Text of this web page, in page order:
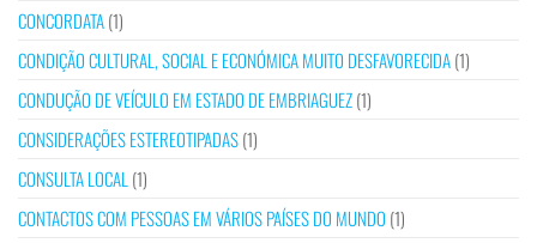
CONCORDATA(1)
CONDIÇÃO CULTURAL, SOCIAL E ECONÓMICA MUITO DESFAVORECIDA(1)
CONDUÇÃO DE VEÍCULO EM ESTADO DE EMBRIAGUEZ(1)
CONSIDERAÇÕES ESTEREOTIPADAS(1)
CONSULTA LOCAL(1)
CONTACTOS COM PESSOAS EM VÁRIOS PAÍSES DO MUNDO (1)